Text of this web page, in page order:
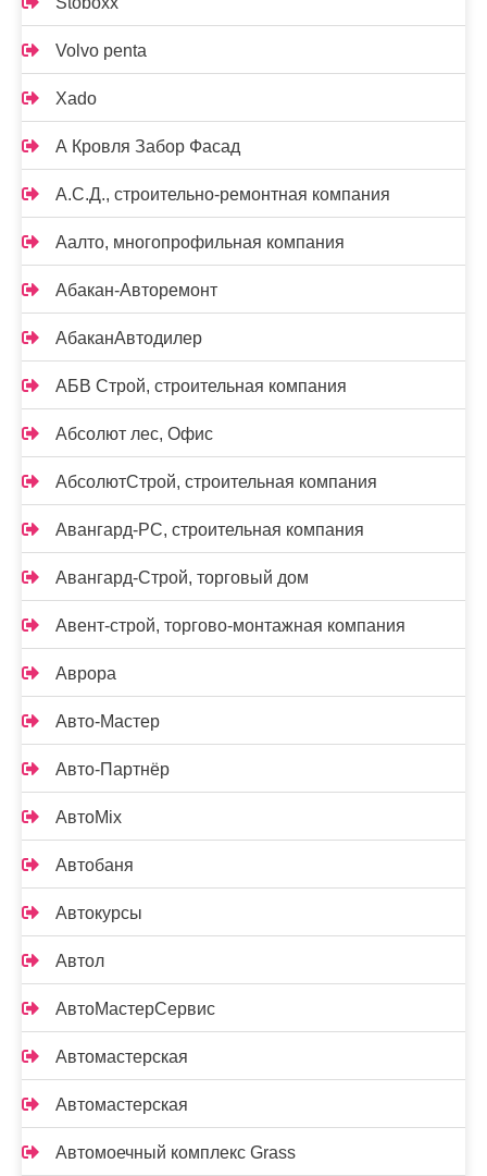
Volvo penta
Xado
А Кровля Забор Фасад
А.С.Д., строительно-ремонтная компания
Аалто, многопрофильная компания
Абакан-Авторемонт
АбаканАвтодилер
АБВ Строй, строительная компания
Абсолют лес, Офис
АбсолютСтрой, строительная компания
Авангард-РС, строительная компания
Авангард-Строй, торговый дом
Авент-строй, торгово-монтажная компания
Аврора
Авто-Мастер
Авто-Партнёр
АвтоMix
Автобаня
Автокурсы
Автол
АвтоМастерСервис
Автомастерская
Автомастерская
Автомоечный комплекс Grass